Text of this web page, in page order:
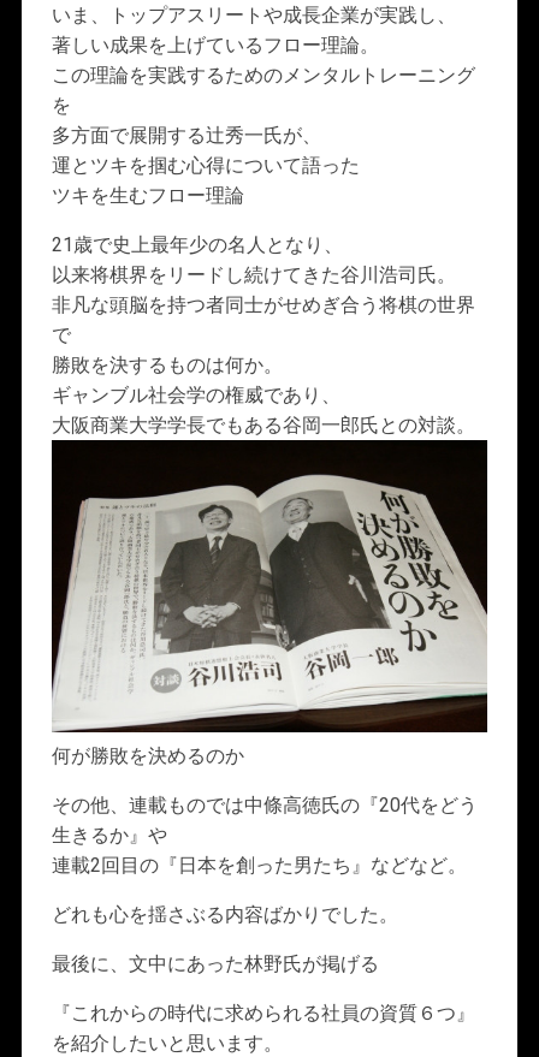
いま、トップアスリートや成長企業が実践し、
著しい成果を上げているフロー理論。
この理論を実践するためのメンタルトレーニング
を
多方面で展開する辻秀一氏が、
運とツキを掴む心得について語った
ツキを生むフロー理論
21歳で史上最年少の名人となり、
以来将棋界をリードし続けてきた谷川浩司氏。
非凡な頭脳を持つ者同士がせめぎ合う将棋の世界
で
勝敗を決するものは何か。
ギャンブル社会学の権威であり、
大阪商業大学学長でもある谷岡一郎氏との対談。
何が勝敗を決めるのか
その他、連載ものでは中條高徳氏の『20代をどう
生きるか』や
連載2回目の『日本を創った男たち』などなど。
どれも心を揺さぶる内容ばかりでした。
最後に、文中にあった林野氏が掲げる
『これからの時代に求められる社員の資質６つ』
を紹介したいと思います。